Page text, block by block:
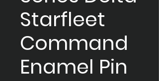
Starfleet
Command
Enamel Pin